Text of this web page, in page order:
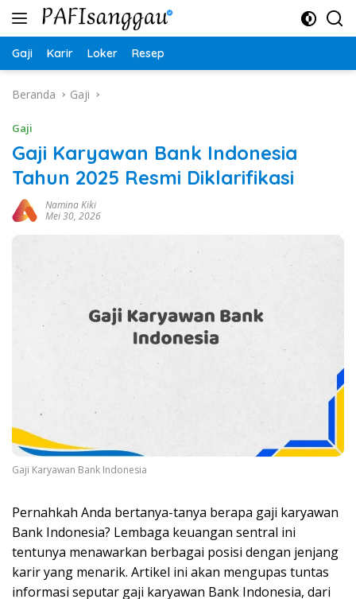
Langsung
Gaji Karir Loker Resep
Beranda Gaji
Gaji
Gaji Karyawan Bank Indonesia
Tahun 2025 Resmi Diklarifikasi
Namina Kiki
Mei 30, 2026
Gaji Karyawan Bank Indonesia
Pernahkah Anda bertanya-tanya berapa gaji karyawan
Bank Indonesia? Lembaga keuangan sentral ini
tentunya menawarkan berbagai posisi dengan jenjang
karir yang menarik. Artikel ini akan mengupas tuntas
informasi seputar gaji karyawan Bank Indonesia, dari